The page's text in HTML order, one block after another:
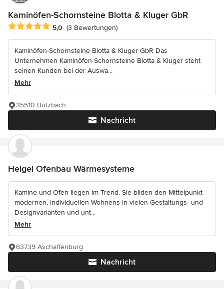
Kaminöfen-Schornsteine Blotta & Kluger GbR
Durchschnittliche Bewertung: 5 von 5 Sternen
5,0 (3 Bewertungen)
Kaminöfen-Schornsteine Blotta & Kluger GbR Das
Unternehmen Kaminöfen-Schornsteine Blotta & Kluger steht
seinen Kunden bei der Auswa...
Mehr
Nachricht
35510 Butzbach
Heigel Ofenbau Wärmesysteme
Kamine und Öfen liegen im Trend. Sie bilden den Mittelpunkt
modernen, individuellen Wohnens in vielen Gestaltungs- und
Designvarianten und unt...
Mehr
Nachricht
63739 Aschaffenburg